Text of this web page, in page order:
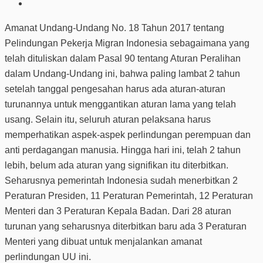
Amanat Undang-Undang No. 18 Tahun 2017 tentang
Pelindungan Pekerja Migran Indonesia sebagaimana yang
telah dituliskan dalam Pasal 90 tentang Aturan Peralihan
dalam Undang-Undang ini, bahwa paling lambat 2 tahun
setelah tanggal pengesahan harus ada aturan-aturan
turunannya untuk menggantikan aturan lama yang telah
usang. Selain itu, seluruh aturan pelaksana harus
memperhatikan aspek-aspek perlindungan perempuan dan
anti perdagangan manusia. Hingga hari ini, telah 2 tahun
lebih, belum ada aturan yang signifikan itu diterbitkan.
Seharusnya pemerintah Indonesia sudah menerbitkan 2
Peraturan Presiden, 11 Peraturan Pemerintah, 12 Peraturan
Menteri dan 3 Peraturan Kepala Badan. Dari 28 aturan
turunan yang seharusnya diterbitkan baru ada 3 Peraturan
Menteri yang dibuat untuk menjalankan amanat
perlindungan UU ini.